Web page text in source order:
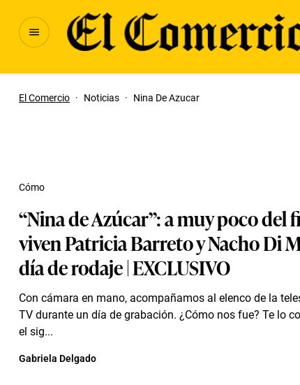
El Comercio · Noticias · Nina De Azucar
“Nina de Azúcar”: a muy poco del
viven Patricia Barreto y Nacho Di
día de rodaje | EXCLUSIVO
Con cámara en mano, acompañamos al elenco de la
TV durante un día de grabación. ¿Cómo nos fue? Te lo
el sig...
Cómo
Gabriela Delgado